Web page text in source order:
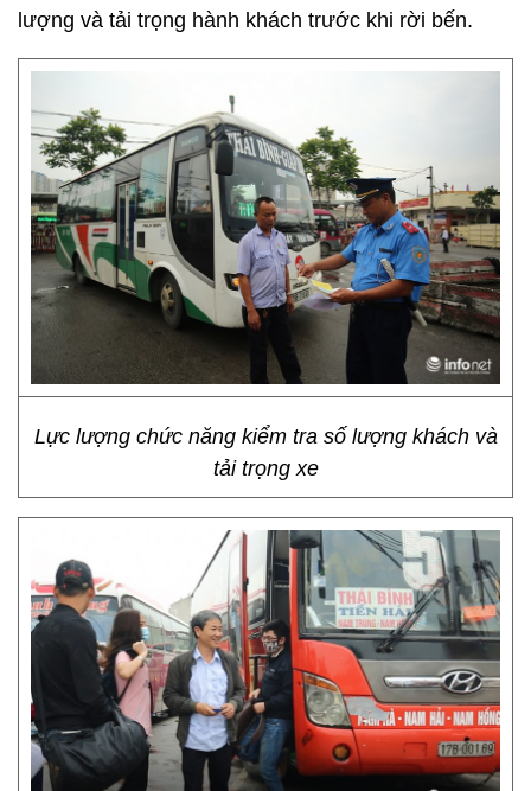
lượng và tải trọng hành khách trước khi rời bến.
Lực lượng chức năng kiểm tra số lượng khách và
tải trọng xe